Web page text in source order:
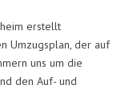
erstellt
Umzugsplan, der auf
uns um die
den Auf- und